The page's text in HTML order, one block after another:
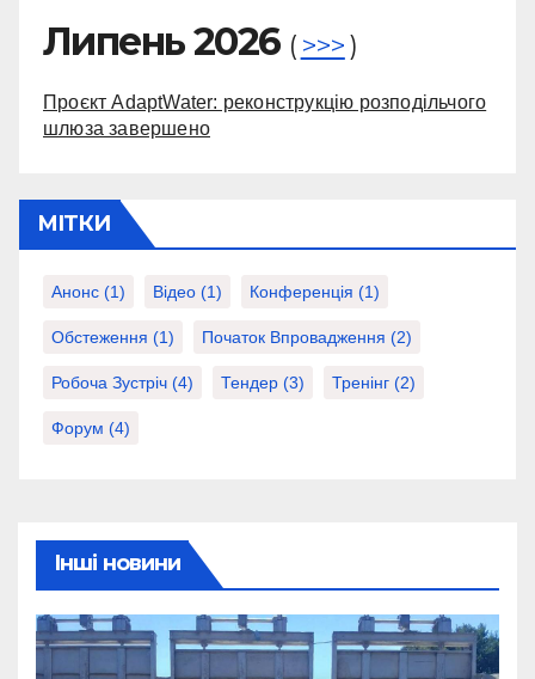
Липень 2026 ( >>>)
Проєкт AdaptWater: реконструкцію розподільчого
шлюза завершено
МІТКИ
Анонс (1) Відео (1) Конференція (1)
Обстеження (1) Початок Впровадження (2)
Робоча Зустріч (4) Тендер (3) Тренінг (2)
Форум (4)
Інші новини